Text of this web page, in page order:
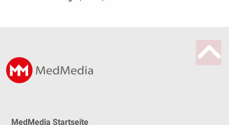
MedMedia Startseite